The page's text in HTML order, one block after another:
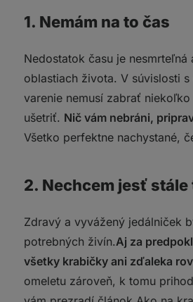
Čo si z toho zobrať?
1. Nemám na to čas
Nedostatok času je
oblastiach života. V súvislosti
varenie nemusí zabrať
ušetriť. Nič vám nebráni,
Všetko perfektne nachystané,
2. Nechcem jesť
Zdravý a vyvážený jedálniček
potrebných živín.Aj za
všetky krabičky ani zďaleka
omeletu zároveň, k tomu